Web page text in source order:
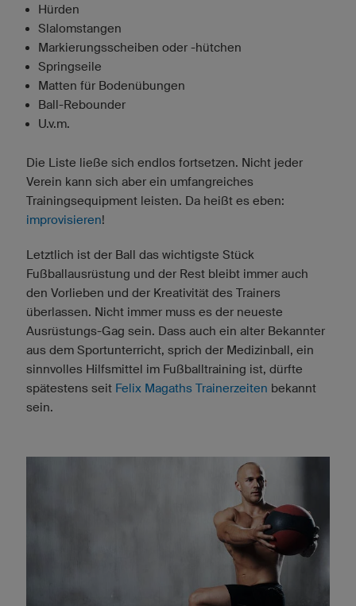
Hürden
Slalomstangen
Markierungsscheiben oder -hütchen
Springseile
Matten für Bodenübungen
Ball-Rebounder
U.v.m.
Die Liste ließe sich endlos fortsetzen. Nicht jeder
Verein kann sich aber ein umfangreiches
Trainingsequipment leisten. Da heißt es eben:
improvisieren!
Letztlich ist der Ball das wichtigste Stück
Fußballausrüstung und der Rest bleibt immer auch
den Vorlieben und der Kreativität des Trainers
überlassen. Nicht immer muss es der neueste
Ausrüstungs-Gag sein. Dass auch ein alter Bekannter
aus dem Sportunterricht, sprich der Medizinball, ein
sinnvolles Hilfsmittel im Fußballtraining ist, dürfte
spätestens seit Felix Magaths Trainerzeiten bekannt
sein.